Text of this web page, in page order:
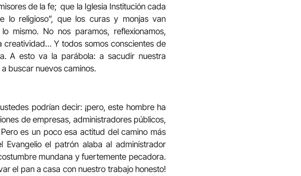
de la fe; que la Iglesia Institución cada
lo religioso”, que los curas y monjas van
mismo. No nos paramos, reflexionamos,
creatividad… Y todos somos conscientes de
A esto va la parábola: a sacudir nuestra
buscar nuevos caminos.
podrían decir: ¡pero, este hombre ha
de empresas, administradores públicos,
es un poco esa actitud del camino más
el patrón alaba al administrador
mundana y fuertemente pecadora.
el pan a casa con nuestro trabajo honesto!